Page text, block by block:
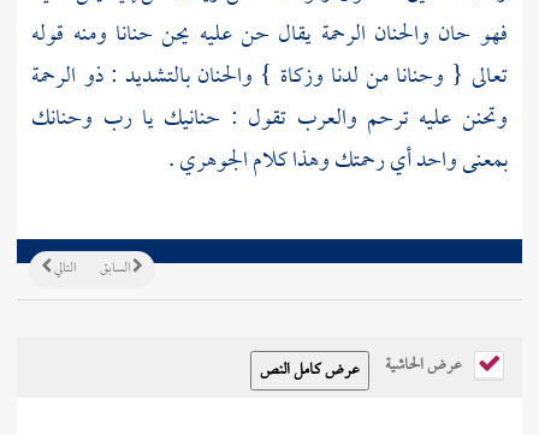
فهو حان والحنان الرحمة يقال حن عليه يحن حنانا ومنه قوله
تعالى { وحنانا من لدنا وزكاة } والحنان بالتشديد : ذو الرحمة
وتحنن عليه ترحم والعرب تقول : حنانيك يا رب وحنانك
بمعنى واحد أي رحمتك وهذا كلام الجوهري .
التالي السابق
عرض الحاشية